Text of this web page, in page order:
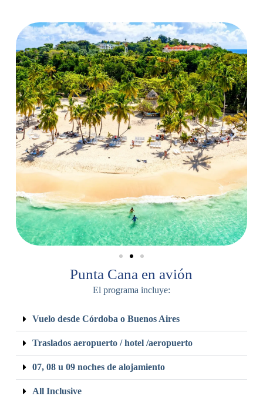
Punta Cana en avión
El programa incluye:
Vuelo desde Córdoba o Buenos Aires
Traslados aeropuerto / hotel /aeropuerto
07, 08 u 09 noches de alojamiento
All Inclusive